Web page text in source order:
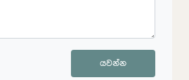
යවන්න